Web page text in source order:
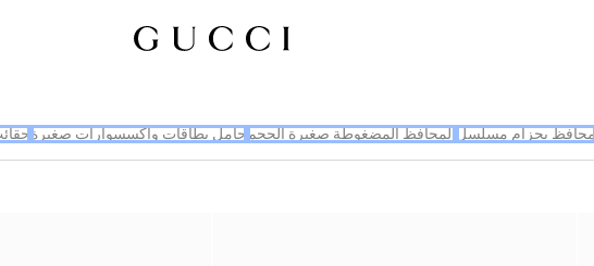
محافظ بحزام مسلسل المحافظ المضغوطة صغيرة الحجم حامل بطاقات وإكسسوارات صغيرة